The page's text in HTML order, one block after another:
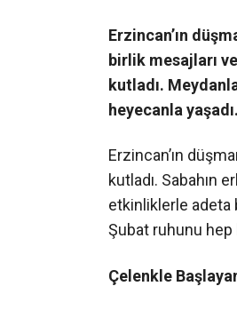
Erzincan’ın
birlik mesajları
kutladı.
heyecanla yaşadı.
Erzincan’ın
kutladı. Sabahın
etkinliklerle adeta
Şubat ruhunu hep
Çelenkle